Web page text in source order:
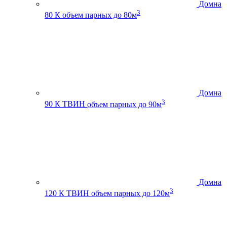
Домна
80 К объем парных до 80м3
Домна
90 К ТВИН объем парных до 90м3
Домна
120 К ТВИН объем парных до 120м3